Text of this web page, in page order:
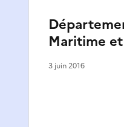
Maritime et
3 juin 2016